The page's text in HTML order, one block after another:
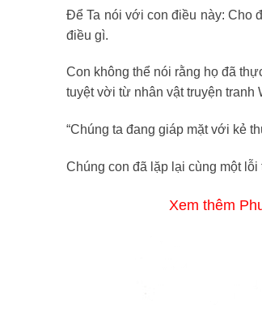
Để Ta nói với con điều này: Cho
điều gì.
Con không thể nói rằng họ đã
tuyệt vời từ nhân vật truyện tranh
“Chúng ta đang giáp mặt với kẻ
Chúng con đã lặp lại cùng một
Xem thêm